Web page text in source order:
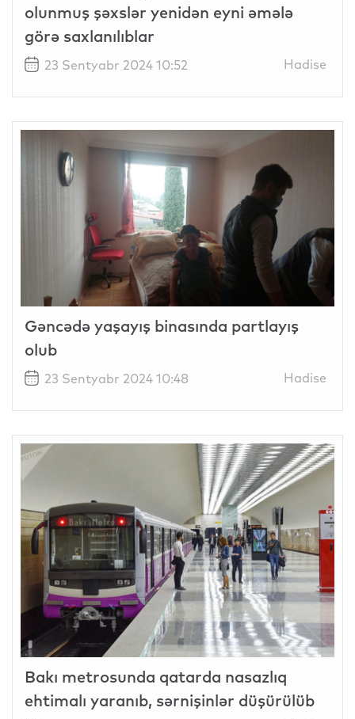
olunmuş şəxslər yenidən eyni əmələ
görə saxlanılıblar
23 Sentyabr 2024 10:52 Hadise
Gəncədə yaşayış binasında partlayış
olub
23 Sentyabr 2024 10:48 Hadise
Bakı metrosunda qatarda nasazlıq
ehtimalı yaranıb, sərnişinlər düşürülüb